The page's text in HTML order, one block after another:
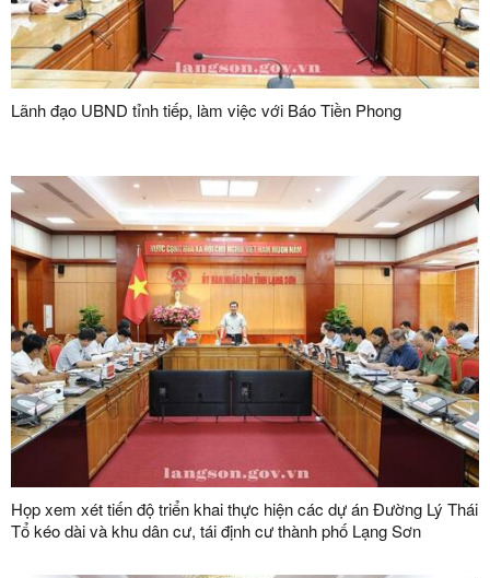
Lãnh đạo UBND tỉnh tiếp, làm việc với Báo Tiền Phong
Họp xem xét tiến độ triển khai thực hiện các dự án Đường Lý Thái
Tổ kéo dài và khu dân cư, tái định cư thành phố Lạng Sơn